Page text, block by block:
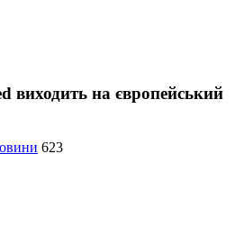
виходить на європейський
623